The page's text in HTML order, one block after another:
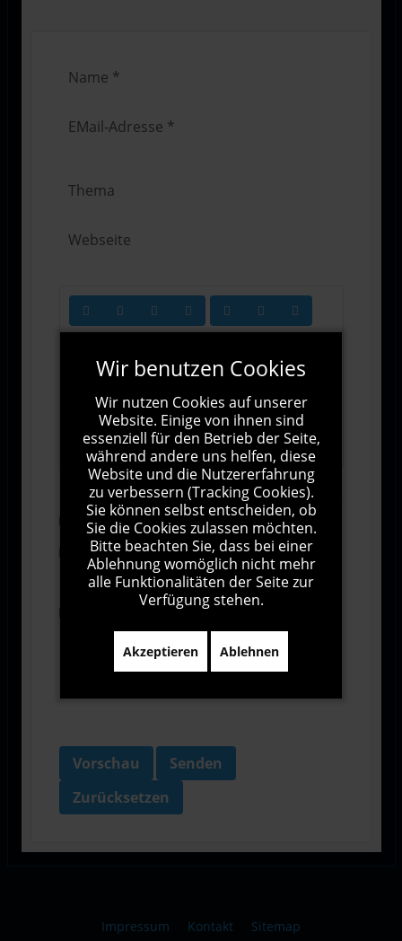
1000Zeichen übrig
Abonnieren
Ich stimme den Allgemeinen
Geschäftsbedingungen zu.
Ich bin damit einverstanden, dass diese Website
meine Daten über dieses Formular erhebt.
Vorschau
Senden
Zurücksetzen
Impressum Kontakt Sitemap
Wir benutzen Cookies
Wir nutzen Cookies auf unserer
Website. Einige von ihnen sind
essenziell für den Betrieb der Seite,
während andere uns helfen, diese
Website und die Nutzererfahrung
zu verbessern (Tracking Cookies).
Sie können selbst entscheiden, ob
Sie die Cookies zulassen möchten.
Bitte beachten Sie, dass bei einer
Ablehnung womöglich nicht mehr
alle Funktionalitäten der Seite zur
Verfügung stehen.
Akzeptieren Ablehnen